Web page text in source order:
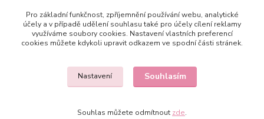
Kontakty
722 000 724
Pro základní funkčnost, zpříjemnění používání webu, analytické
účely a v případě udělení souhlasu také pro účely cílení reklamy
využíváme soubory cookies. Nastavení vlastních preferencí
cookies můžete kdykoli upravit odkazem ve spodní části stránek.
Nastavení Souhlasím
Souhlas můžete odmítnout zde.